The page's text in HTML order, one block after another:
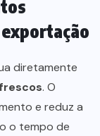
diretamente
. O
e reduz a
o tempo de